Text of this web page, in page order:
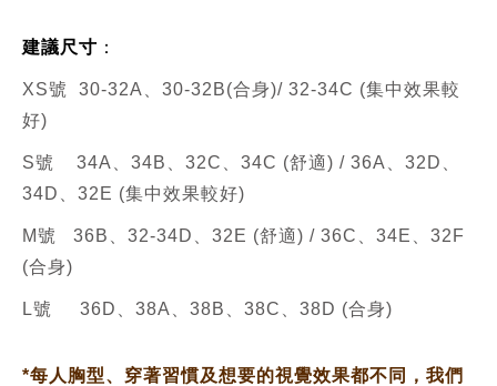
建議尺寸 ：
XS號 30-32A、30-32B(合身)/ 32-34C (集中效果較
好)
S號 34A、34B、32C、34C (舒適) / 36A、32D、
34D、32E (集中效果較好)
M號 36B、32-34D、32E (舒適) / 36C、34E、32F
(合身)
L號 36D、38A、38B、38C、38D (合身)
*每人胸型、穿著習慣及想要的視覺效果都不同，我們